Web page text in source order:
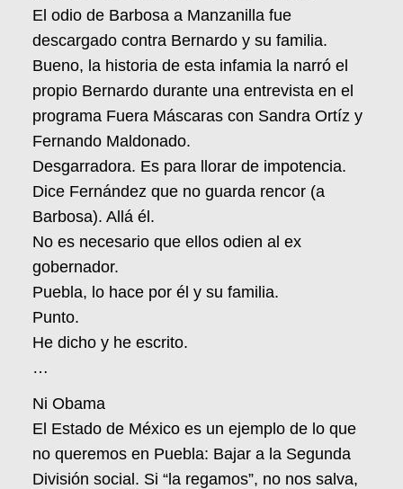
El odio de Barbosa a Manzanilla fue
descargado contra Bernardo y su familia.
Bueno, la historia de esta infamia la narró el
propio Bernardo durante una entrevista en el
programa Fuera Máscaras con Sandra Ortíz y
Fernando Maldonado.
Desgarradora. Es para llorar de impotencia.
Dice Fernández que no guarda rencor (a
Barbosa). Allá él.
No es necesario que ellos odien al ex
gobernador.
Puebla, lo hace por él y su familia.
Punto.
He dicho y he escrito.
…
Ni Obama
El Estado de México es un ejemplo de lo que
no queremos en Puebla: Bajar a la Segunda
División social. Si “la regamos”, no nos salva,